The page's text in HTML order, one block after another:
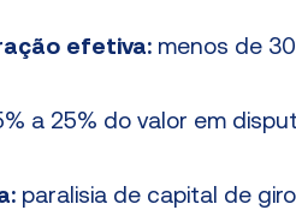
efetiva: menos de
a 25% do valor em
paralisia de capital de